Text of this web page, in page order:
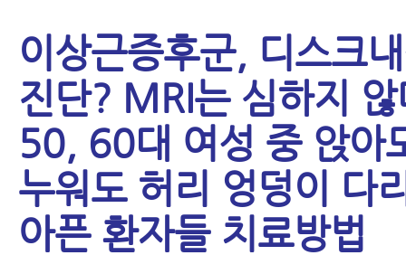
이상근증후군, 디스크
진단? MRI는 심하지
50, 60대 여성 중 앉아
누워도 허리 엉덩이 다
아픈 환자들 치료방법
좌골신경통
척추관협착증
척추분리증
척추전방전위증